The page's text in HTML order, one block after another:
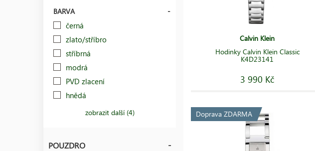
BARVA
černá
zlato/stříbro
stříbrná
modrá
PVD zlacení
hnědá
zobrazit další (4)
POUZDRO
Calvin Klein
Hodinky Calvin Klein Classic
K4D23141
3 990 Kč
Doprava ZDARMA